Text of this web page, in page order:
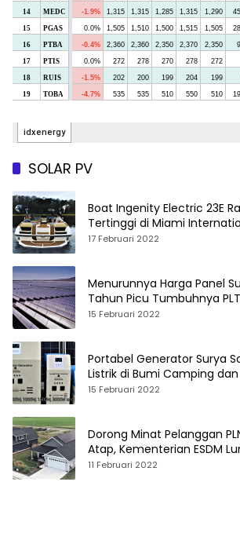
SOLAR PV
Boat Ingenity Electric 23E Raih Penghargaan
Tertinggi di Miami
17 Februari 2022
Menurunnya Harga Panel
Tahun Picu Tumbuhnya
15 Februari 2022
Portabel Generator Surya
Listrik di Bumi Camping
15 Februari 2022
Dorong Minat Pelanggan
Atap, Kementerian ESDM
Hibah SEF
11 Februari 2022